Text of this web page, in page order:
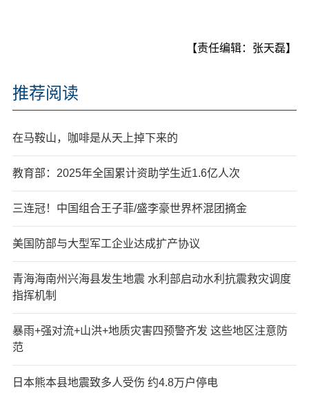
【责任编辑：张天磊】
推荐阅读
在马鞍山，咖啡是从天上掉下来的
教育部：2025年全国累计资助学生近1.6亿人次
三连冠！中国组合王子菲/盛李豪世界杯混团摘金
美国防部与大型军工企业达成扩产协议
青海海南州兴海县发生地震 水利部启动水利抗震救灾调度
指挥机制
暴雨+强对流+山洪+地质灾害四预警齐发 这些地区注意防
范
日本熊本县地震致多人受伤 约4.8万户停电